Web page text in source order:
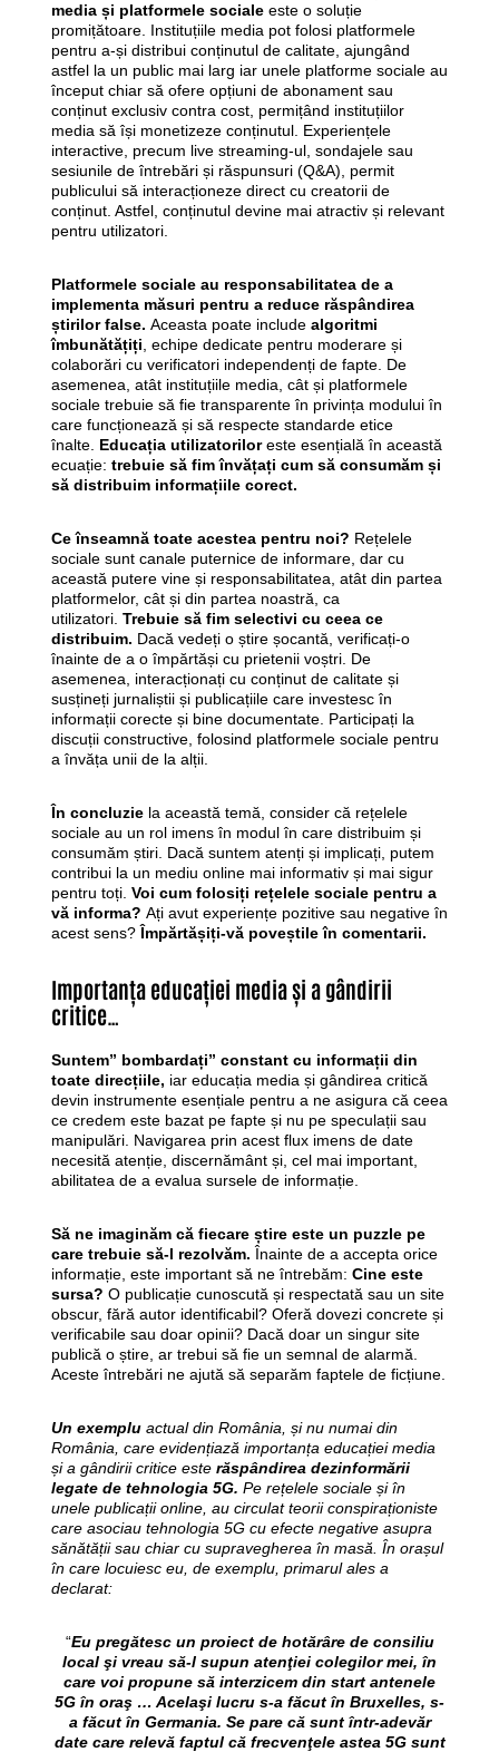
media și platformele socialeeste o soluție
promițătoare. Instituțiile media pot folosi platformele
pentru a-și distribui conținutul de calitate, ajungând
astfel la un public mai larg iar unele platforme sociale au
început chiar să ofere opțiuni de abonament sau
conținut exclusiv contra cost, permițând instituțiilor
media să își monetizeze conținutul. Experiențele
interactive, precum live streaming-ul, sondajele sau
sesiunile de întrebări și răspunsuri (Q&A), permit
publicului să interacționeze direct cu creatorii de
conținut. Astfel, conținutul devine mai atractiv și relevant
pentru utilizatori.
Platformele sociale au responsabilitatea de a
implementa măsuri pentru a reduce răspândirea
știrilor false. Aceasta poate include algoritmi
îmbunătățiți , echipe dedicate pentru moderare și
colaborări cu verificatori independenți de fapte. De
asemenea, atât instituțiile media, cât și platformele
sociale trebuie să fie transparente în privința modului în
care funcționează și să respecte standarde etice
înalte. Educația utilizatoriloreste esențială în această
ecuație: trebuie să fim învățați cum să consumăm și
să distribuim informațiile corect.
Ce înseamnă toate acestea pentru noi? Rețelele
sociale sunt canale puternice de informare, dar cu
această putere vine și responsabilitatea, atât din partea
platformelor, cât și din partea noastră, ca
utilizatori. Trebuie să fim selectivi cu ceea ce
distribuim. Dacă vedeți o știre șocantă, verificați-o
înainte de a o împărtăși cu prietenii voștri. De
asemenea, interacționați cu conținut de calitate și
susțineți jurnaliștii și publicațiile care investesc în
informații corecte și bine documentate. Participați la
discuții constructive, folosind platformele sociale pentru
a învăța unii de la alții.
În concluzie la această temă, consider că rețelele
sociale au un rol imens în modul în care distribuim și
consumăm știri. Dacă suntem atenți și implicați, putem
contribui la un mediu online mai informativ și mai sigur
pentru toți. Voi cum folosiți rețelele sociale pentru a
vă informa? Ați avut experiențe pozitive sau negative în
acest sens? Împărtășiți-vă poveștile în comentarii.
Importanța educației media și a gândirii
critice…
Suntem” bombardați” constant cu informații din
toate direcțiile, iar educația media și gândirea critică
devin instrumente esențiale pentru a ne asigura că ceea
ce credem este bazat pe fapte și nu pe speculații sau
manipulări. Navigarea prin acest flux imens de date
necesită atenție, discernământ și, cel mai important,
abilitatea de a evalua sursele de informație.
Să ne imaginăm că fiecare știre este un puzzle pe
care trebuie să-l rezolvăm. Înainte de a accepta orice
informație, este important să ne întrebăm: Cine este
sursa? O publicație cunoscută și respectată sau un site
obscur, fără autor identificabil? Oferă dovezi concrete și
verificabile sau doar opinii? Dacă doar un singur site
publică o știre, ar trebui să fie un semnal de alarmă.
Aceste întrebări ne ajută să separăm faptele de ficțiune.
Un exemplu actual din România, și nu numai din
România, care evidențiază importanța educației media
și a gândirii critice este răspândirea dezinformării
legate de tehnologia 5G. Pe rețelele sociale și în
unele publicații online, au circulat teorii conspiraționiste
care asociau tehnologia 5G cu efecte negative asupra
sănătății sau chiar cu supravegherea în masă. În orașul
în care locuiesc eu, de exemplu, primarul ales a
declarat:
“Eu pregătesc un proiect de hotărâre de consiliu
local şi vreau să-l supun atenţiei colegilor mei, în
care voi propune să interzicem din start antenele
5G în oraş … Acelaşi lucru s-a făcut în Bruxelles, s-
a făcut în Germania. Se pare că sunt într-adevăr
date care relevă faptul că frecvenţele astea 5G sunt